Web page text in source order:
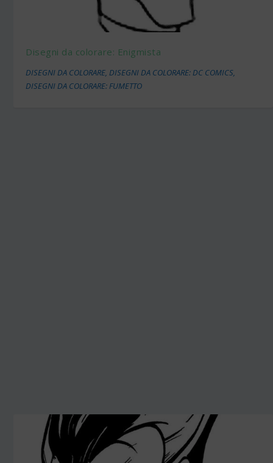
Disegni da colorare: Enigmista
DISEGNI DA COLORARE,DISEGNI DA COLORARE: DC COMICS,
DISEGNI DA COLORARE: FUMETTO